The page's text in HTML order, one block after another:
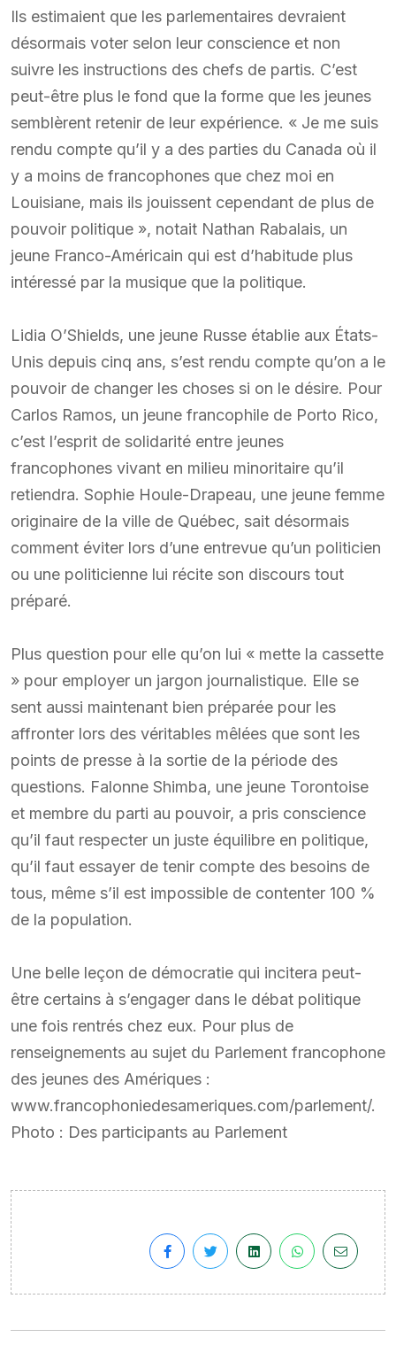
Ils estimaient que les parlementaires devraient
désormais voter selon leur conscience et non
suivre les instructions des chefs de partis. C’est
peut-être plus le fond que la forme que les jeunes
semblèrent retenir de leur expérience. « Je me suis
rendu compte qu’il y a des parties du Canada où il
y a moins de francophones que chez moi en
Louisiane, mais ils jouissent cependant de plus de
pouvoir politique », notait Nathan Rabalais, un
jeune Franco-Américain qui est d’habitude plus
intéressé par la musique que la politique.
Lidia O’Shields, une jeune Russe établie aux États-
Unis depuis cinq ans, s’est rendu compte qu’on a le
pouvoir de changer les choses si on le désire. Pour
Carlos Ramos, un jeune francophile de Porto Rico,
c’est l’esprit de solidarité entre jeunes
francophones vivant en milieu minoritaire qu’il
retiendra. Sophie Houle-Drapeau, une jeune femme
originaire de la ville de Québec, sait désormais
comment éviter lors d’une entrevue qu’un politicien
ou une politicienne lui récite son discours tout
préparé.
Plus question pour elle qu’on lui « mette la cassette
» pour employer un jargon journalistique. Elle se
sent aussi maintenant bien préparée pour les
affronter lors des véritables mêlées que sont les
points de presse à la sortie de la période des
questions. Falonne Shimba, une jeune Torontoise
et membre du parti au pouvoir, a pris conscience
qu’il faut respecter un juste équilibre en politique,
qu’il faut essayer de tenir compte des besoins de
tous, même s’il est impossible de contenter 100 %
de la population.
Une belle leçon de démocratie qui incitera peut-
être certains à s’engager dans le débat politique
une fois rentrés chez eux. Pour plus de
renseignements au sujet du Parlement francophone
des jeunes des Amériques :
www.francophoniedesameriques.com/parlement/.
Photo : Des participants au Parlement